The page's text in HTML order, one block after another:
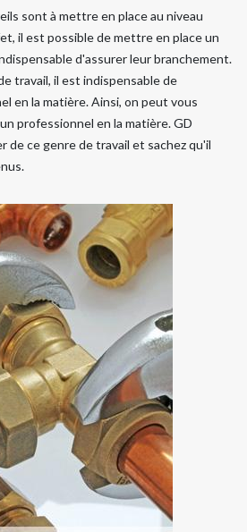
sont à mettre en place au niveau
il est possible de mettre en place un
d'assurer leur branchement.
travail, il est indispensable de
en la matière. Ainsi, on peut vous
professionnel en la matière. GD
de ce genre de travail et sachez qu'il